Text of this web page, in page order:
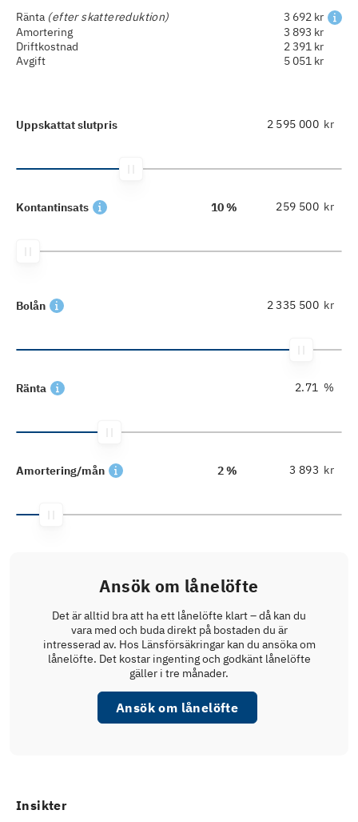
Ränta (efter skattereduktion)
3 692 kr
Amortering
3 893 kr
Driftkostnad
2 391 kr
Avgift
5 051 kr
Uppskattat slutpris kr
Kontantinsats 10 % kr
Bolån kr
Ränta %
Amortering/mån 2 % kr
Ansök om lånelöfte
Det är alltid bra att ha ett lånelöfte klart – då kan du
vara med och buda direkt på bostaden du är
intresserad av. Hos Länsförsäkringar kan du ansöka om
lånelöfte. Det kostar ingenting och godkänt lånelöfte
gäller i tre månader.
Ansök om lånelöfte
Insikter